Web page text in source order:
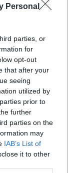
Personal
parties, or
for
opt-out
that after your
seeing
utilized by
prior to
further
parties on the
may
IAB’s List of
it to other